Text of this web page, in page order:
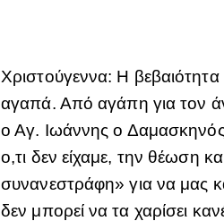
Χριστούγεννα: Η
αγαπά. Από αγάπη για τον
ο Αγ. Ιωάννης ο
ο,τι δεν είχαμε, την θέωση
συνανεστράφη» για να μας
δεν μπορεί να τα χαρίσει